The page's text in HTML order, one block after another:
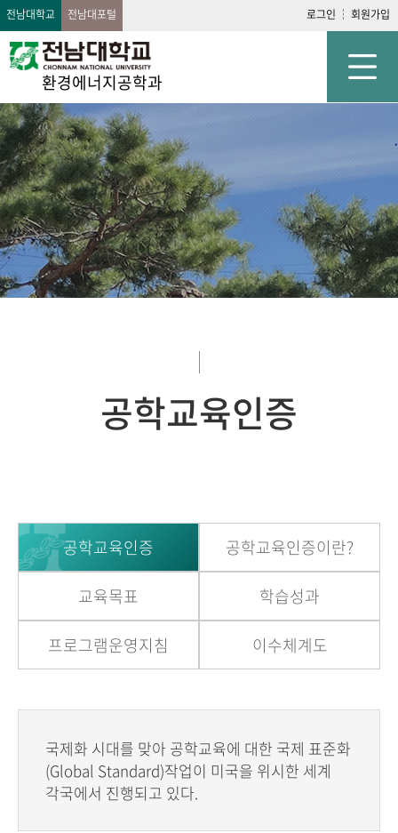
전남대학교 전남대포털 로그인 회원가입
환경에너지공학과
공학교육인증
공학교육인증 공학교육인증이란?
교육목표 학습성과
프로그램운영지침 이수체계도
국제화 시대를 맞아 공학교육에 대한 국제 표준화
(Global Standard)작업이 미국을 위시한 세계
각국에서 진행되고 있다.